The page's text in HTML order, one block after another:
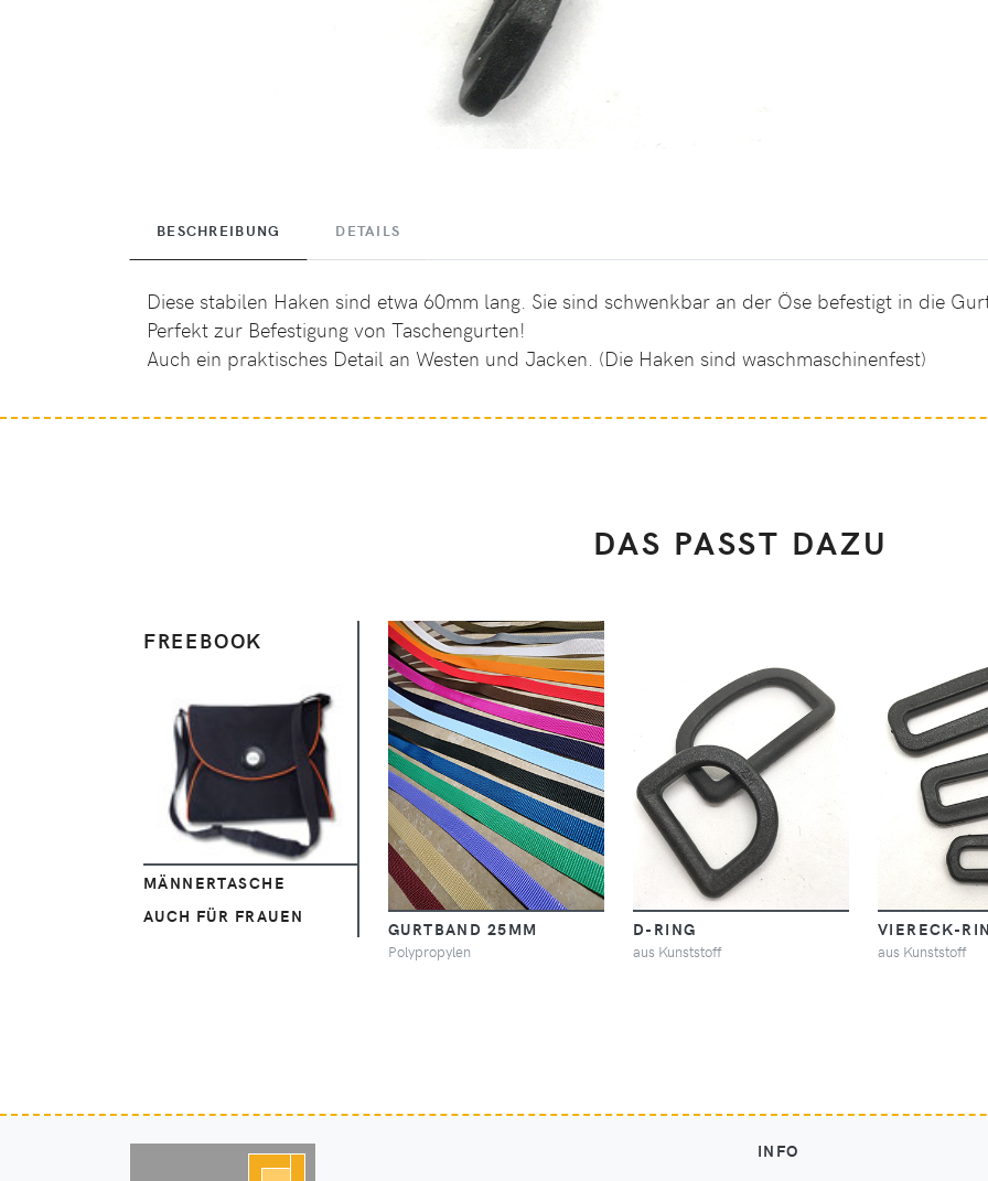
BESCHREIBUNG DETAILS
Diese stabilen Haken sind etwa 60mm lang. Sie sind schwenkbar an der Öse befestigt in die
Perfekt zur Befestigung von Taschengurten!
Auch ein praktisches Detail an Westen und Jacken. (Die Haken sind waschmaschinenfest)
DAS PASST DAZU
FREEBOOK
Ansehen
MÄNNERTASCHE
AUCH FÜR FRAUEN
GURTBAND 25MM
Polypropylen
D-RING
aus Kunststoff
VIERECK-
aus Kunststoff
INFO